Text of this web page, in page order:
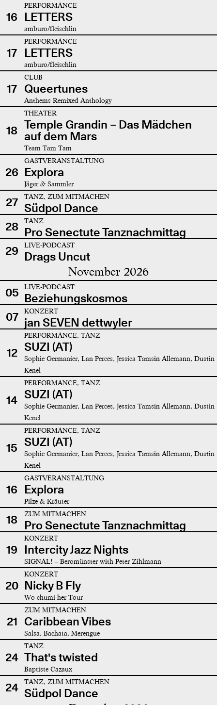
16
PERFORMANCE
LETTERS
amburo/fleischlin
17
PERFORMANCE
LETTERS
amburo/fleischlin
17
CLUB
Queertunes
Anthems Remixed Anthology
18
THEATER
Temple Grandin – Das Mädchen
auf dem Mars
Team Tam Tam
26
GASTVERANSTALTUNG
Explora
Jäger & Sammler
27 TANZ, ZUM MITMACHEN
Südpol Dance
28
TANZ
Pro Senectute Tanznachmittag
29
LIVE-PODCAST
Drags Uncut
November 2026
05 LIVE-PODCAST
Beziehungskosmos
07
KONZERT
jan SEVEN dettwyler
12
PERFORMANCE, TANZ
SUZI (AT)
Sophie Germanier, Lan Perces, Jessica Tamsin Allemann, Dustin
Kenel
14
PERFORMANCE, TANZ
SUZI (AT)
Sophie Germanier, Lan Perces, Jessica Tamsin Allemann, Dustin
Kenel
15
PERFORMANCE, TANZ
SUZI (AT)
Sophie Germanier, Lan Perces, Jessica Tamsin Allemann, Dustin
Kenel
16
GASTVERANSTALTUNG
Explora
Pilze & Kräuter
18 ZUM MITMACHEN
Pro Senectute Tanznachmittag
19
KONZERT
Intercity Jazz Nights
SIGNAL! – Beromünster with Peter Zihlmann
20
KONZERT
Nicky B Fly
Wo chumi her Tour
21
ZUM MITMACHEN
Caribbean Vibes
Salsa, Bachata, Merengue
24
TANZ
That's twisted
Baptiste Cazaux
24 TANZ, ZUM MITMACHEN
Südpol Dance